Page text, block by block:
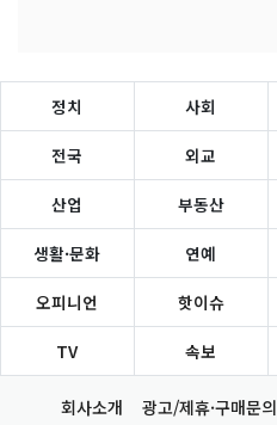
정치 사회
전국 외교
산업 부동산
생활·문화 연예
오피니언 핫이슈
TV 속보
회사소개 광고/제휴·구매문의